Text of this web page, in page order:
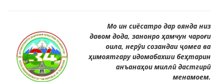
Мо ин сиёсатро дар оянда низ
давом дода, занонро ҳамчун чароғи
оила, нерӯи созандаи ҷомеа ва
ҳимоятгару идомабахши беҳтарин
анъанаҳои миллӣ дастгирӣ
менамоем.